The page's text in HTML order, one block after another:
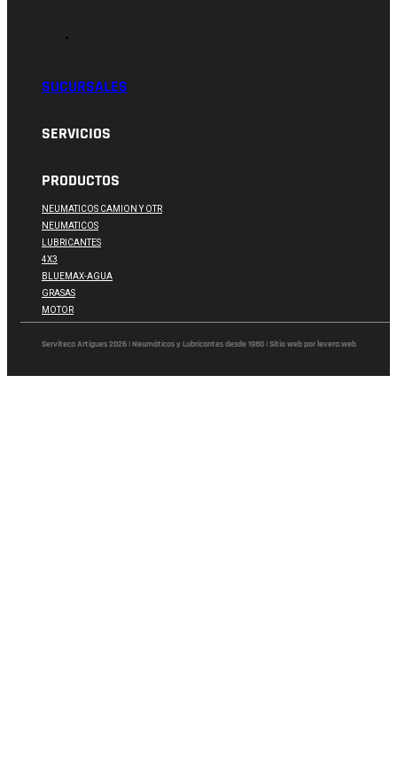
SUCURSALES
SERVICIOS
PRODUCTOS
NEUMATICOS CAMION Y OTR
NEUMATICOS
LUBRICANTES
4X3
BLUEMAX-AGUA
GRASAS
MOTOR
Serviteca Artigues 2026 | Neumáticos y Lubricantes desde 1980 | Sitio web por levera.web